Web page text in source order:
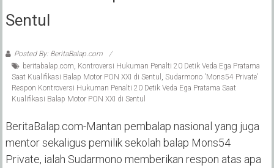
Sentul
Posted By: BeritaBalap.com
beritabalap.com, Kontroversi Hukuman Penalti 20 Detik Veda Ega Pratama
Saat Kualifikasi Balap Motor PON XXI di Sentul , Sudarmono 'Mons54 Private'
Respon Kontroversi Hukuman Penalti 20 Detik Veda Ega Pratama Saat
Kualifikasi Balap Motor PON XXI di Sentul
BeritaBalap.com-Mantan pembalap nasional yang juga
mentor sekaligus pemilik sekolah balap Mons54
Private, ialah Sudarmono memberikan respon atas apa